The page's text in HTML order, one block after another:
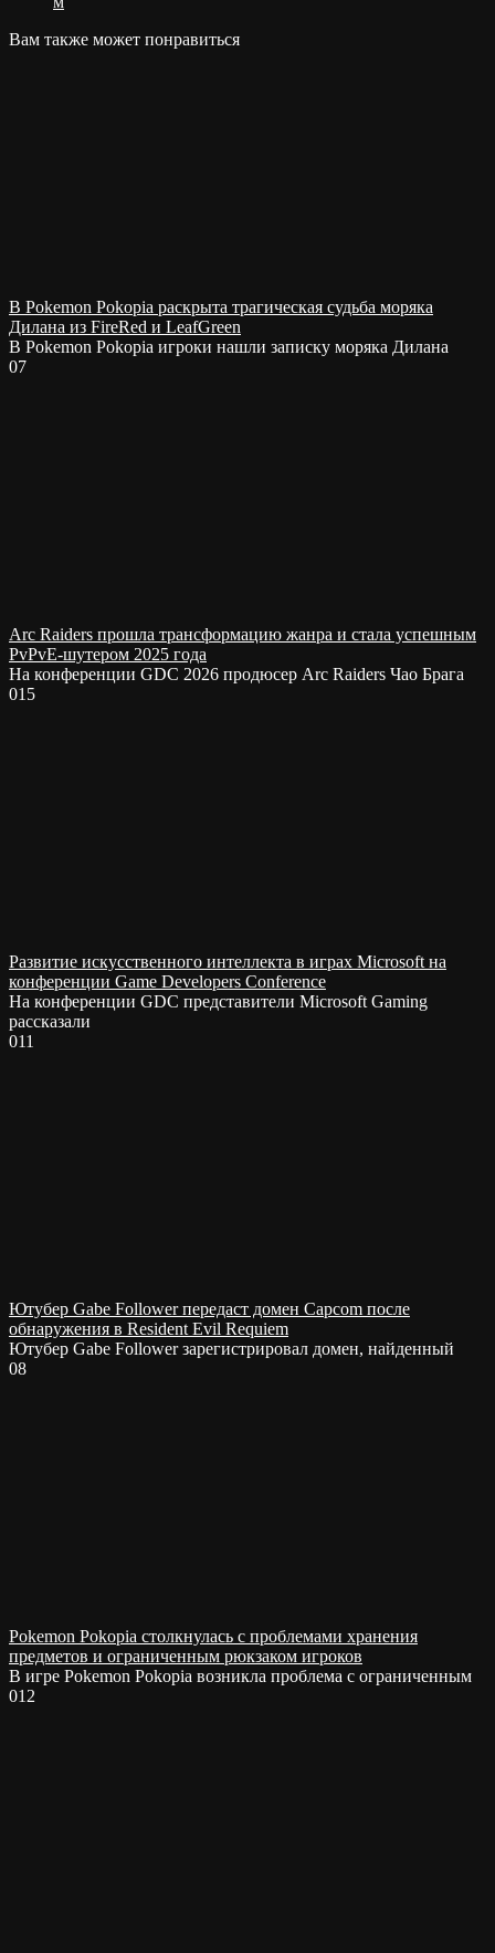
Вам также может понравиться
В Pokemon Pokopia раскрыта трагическая судьба моряка
Дилана из FireRed и LeafGreen
В Pokemon Pokopia игроки нашли записку моряка Дилана
07
Arc Raiders прошла трансформацию жанра и стала успешным
PvPvE-шутером 2025 года
На конференции GDC 2026 продюсер Arc Raiders Чао Брага
015
Развитие искусственного интеллекта в играх Microsoft на
конференции Game Developers Conference
На конференции GDC представители Microsoft Gaming
рассказали
011
Ютубер Gabe Follower передаст домен Capcom после
обнаружения в Resident Evil Requiem
Ютубер Gabe Follower зарегистрировал домен, найденный
08
Pokemon Pokopia столкнулась с проблемами хранения
предметов и ограниченным рюкзаком игроков
В игре Pokemon Pokopia возникла проблема с ограниченным
012